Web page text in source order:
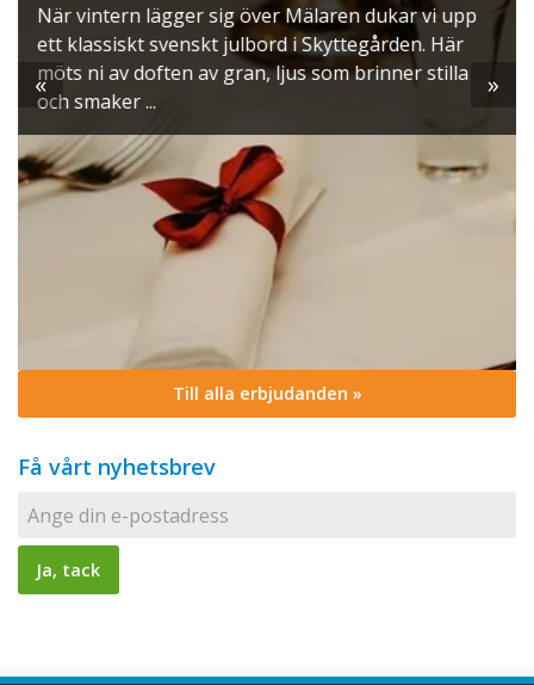
När vintern lägger sig över Mälaren dukar vi upp
ett klassiskt svenskt julbord i Skyttegården. Här
möts ni av doften av gran, ljus som brinner stilla
och smaker ...
« »
Till alla erbjudanden »
Få vårt nyhetsbrev